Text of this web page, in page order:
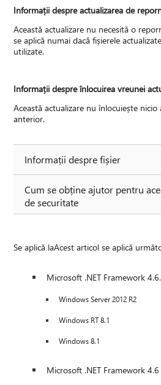
Informații despre actualizarea de
Această actualizare nu necesită o
se aplică numai dacă fișierele
utilizate.
Informații despre înlocuirea vreunei
Această actualizare nu înlocuiește nicio
anterior.
Informații despre fișier
Cum se obține ajutor pentru
de securitate
Se aplică laAcest articol se aplică
Microsoft .NET Framework
Windows Server 2012 R2
Windows RT 8.1
Windows 8.1
Microsoft .NET Framework